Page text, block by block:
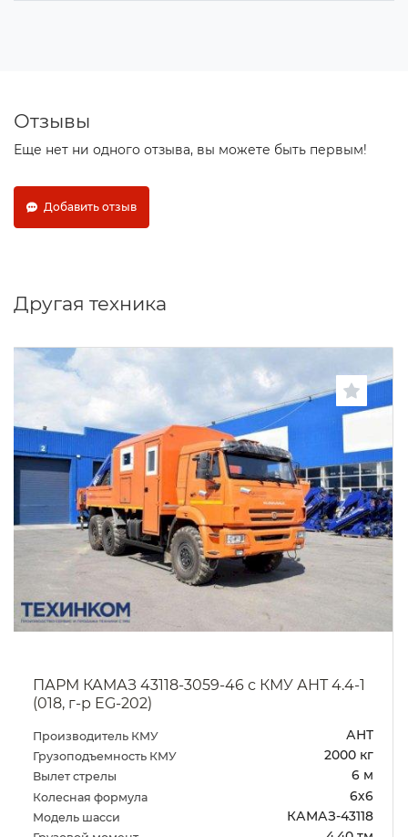
Отзывы
Еще нет ни одного отзыва, вы можете быть первым!
Добавить отзыв
Другая техника
ПАРМ КАМАЗ 43118-3027-50 с КМУ АНТ 4.4-1
(016, г-р EG-202)
Производитель КМУ АНТ
Грузоподъемность КМУ 2000 кг
Вылет стрелы 6 м
Колесная формула 6х6
Модель шасси КАМАЗ-43118